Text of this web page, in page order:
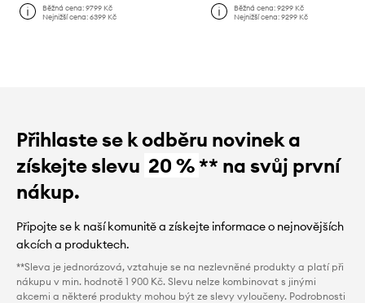
Běžná cena:9799 Kč
Nejnižší cena:6399 Kč
Běžná cena: 9299 Kč
Nejnižší cena: 9299 Kč
Přihlaste se k odběru novinek a
získejte slevu 20 %** na svůj první
nákup.
Připojte se k naší komunitě a získejte informace o nejnovějších
akcích a produktech.
**Sleva je jednorázová, vztahuje se na nezlevněné produkty a platí při
nákupu v min. hodnotě 1 900 Kč. Slevu nelze kombinovat s jinými
akcemi a některé produkty mohou být ze slevy vyloučeny. Podrobnosti